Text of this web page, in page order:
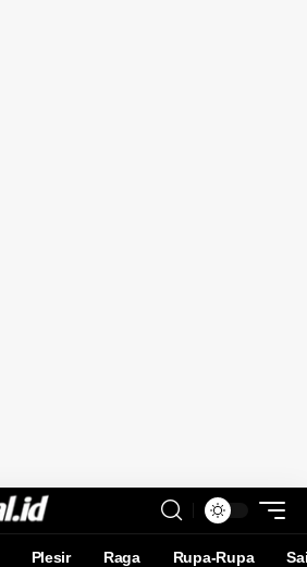
Plesir Raga Rupa-Rupa